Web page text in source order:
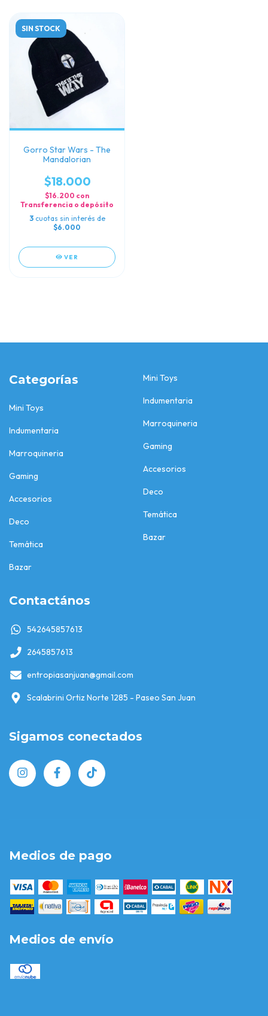
SIN STOCK
Gorro Star Wars - The
Mandalorian
$18.000
$16.200 con
Transferencia o depósito
3 cuotas sin interés de
$6.000
VER
Categorías
Mini Toys
Indumentaria
Marroquineria
Gaming
Accesorios
Deco
Temática
Bazar
Mini Toys
Indumentaria
Marroquineria
Gaming
Accesorios
Deco
Temática
Bazar
Contactános
542645857613
2645857613
entropiasanjuan@gmail.com
Scalabrini Ortiz Norte 1285 - Paseo San Juan
Sigamos conectados
Medios de pago
Medios de envío